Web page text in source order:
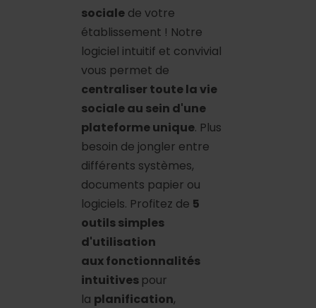
sociale de votre
établissement ! Notre
logiciel intuitif et convivial
vous permet de
centraliser toute la vie
sociale au sein d'une
plateforme unique. Plus
besoin de jongler entre
différents systèmes,
documents papier ou
logiciels. Profitez de 5
outils simples
d'utilisation
aux fonctionnalités
intuitives pour
la planification,